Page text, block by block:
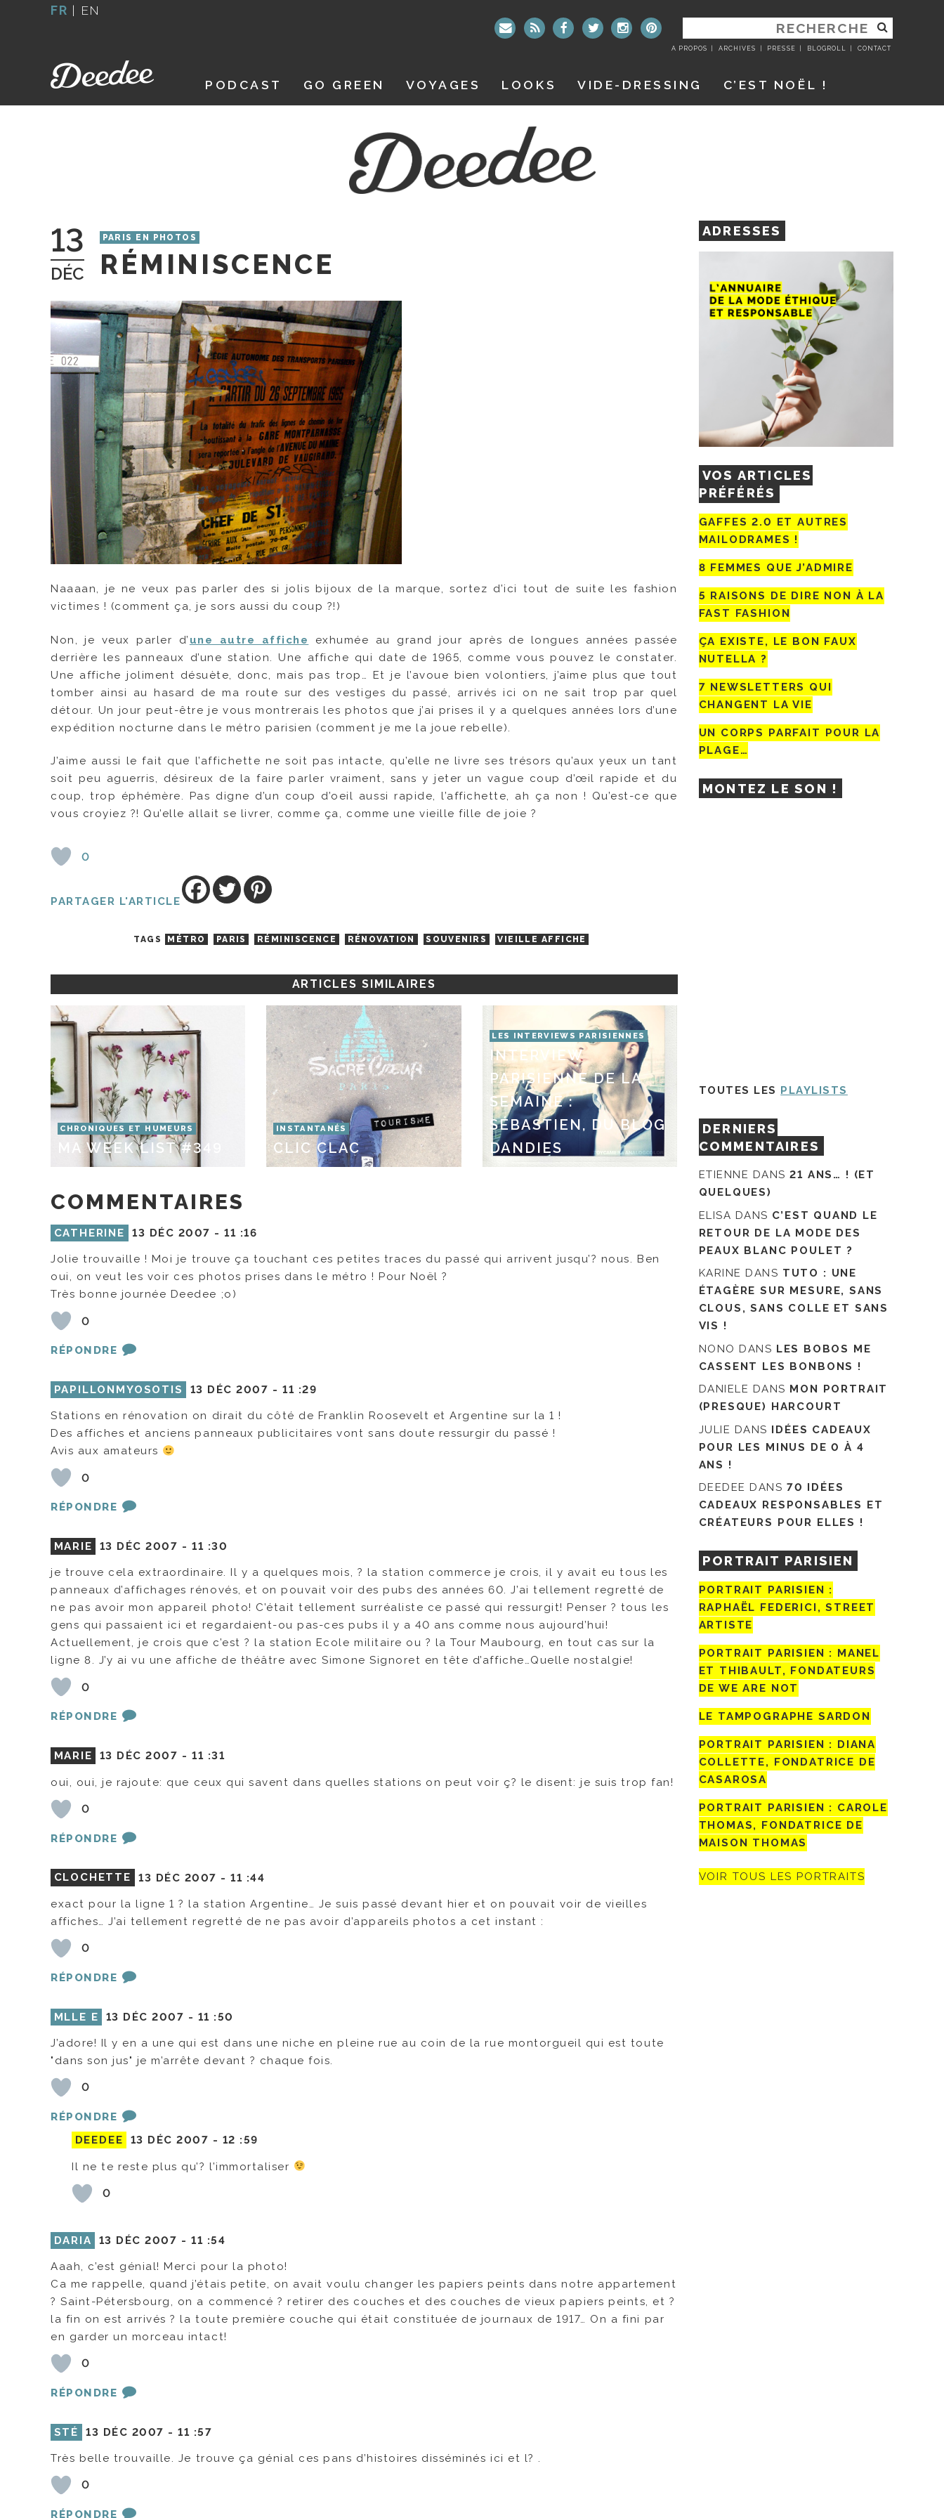
FR | EN
RECHERCHER
:
A PROPOS ARCHIVES PRESSE BLOGROLL CONTACT
PODCAST GO GREEN VOYAGES LOOKS VIDE-DRESSING C’EST NOËL !
13
DÉC
PARIS EN PHOTOS
RÉMINISCENCE
Naaaan, je ne veux pas parler des si jolis bijoux de la marque, sortez d’ici tout de suite les fashion
victimes ! (comment ça, je sors aussi du coup ?!)
Non, je veux parler d’ une autre affiche
exhumée au grand jour après de longues années passée
derrière les panneaux d’une station. Une affiche qui date de 1965, comme vous pouvez le constater.
Une affiche joliment désuète, donc, mais pas trop… Et je l’avoue bien volontiers, j’aime plus que tout
tomber ainsi au hasard de ma route sur des vestiges du passé, arrivés ici on ne sait trop par quel
détour. Un jour peut-être je vous montrerais les photos que j’ai prises il y a quelques années lors d’une
expédition nocturne dans le métro parisien (comment je me la joue rebelle).
J’aime aussi le fait que l’affichette ne soit pas intacte, qu’elle ne livre ses trésors qu’aux yeux un tant
soit peu aguerris, désireux de la faire parler vraiment, sans y jeter un vague coup d’œil rapide et du
coup, trop éphémère. Pas digne d’un coup d’oeil aussi rapide, l’affichette, ah ça non ! Qu’est-ce que
vous croyiez ?! Qu’elle allait se livrer, comme ça, comme une vieille fille de joie ?
0
PARTAGER L'ARTICLE
TAGS MÉTRO PARIS RÉMINISCENCE RÉNOVATION SOUVENIRS VIEILLE AFFICHE
ARTICLES SIMILAIRES
CHRONIQUES ET HUMEURS
MA WEEK LIST #349
INSTANTANÉS
CLIC CLAC
LES INTERVIEWS PARISIENNES
INTERVIEW
PARISIENNE DE LA
SEMAINE :
SÉBASTIEN, DU BLOG
DANDIES
COMMENTAIRES
CATHERINE 13 DÉC 2007 -11 :16
Jolie trouvaille ! Moi je trouve ça touchant ces petites traces du passé qui arrivent jusqu’? nous. Ben
oui, on veut les voir ces photos prises dans le métro ! Pour Noël ?
Très bonne journée Deedee ;o)
0
RÉPONDRE
PAPILLONMYOSOTIS 13 DÉC 2007 -11 :29
Stations en rénovation on dirait du côté de Franklin Roosevelt et Argentine sur la 1 !
Des affiches et anciens panneaux publicitaires vont sans doute ressurgir du passé !
Avis aux amateurs
0
RÉPONDRE
MARIE 13 DÉC 2007 -11 :30
je trouve cela extraordinaire. Il y a quelques mois, ? la station commerce je crois, il y avait eu tous les
panneaux d’affichages rénovés, et on pouvait voir des pubs des années 60. J’ai tellement regretté de
ne pas avoir mon appareil photo! C’était tellement surréaliste ce passé qui ressurgit! Penser ? tous les
gens qui passaient ici et regardaient-ou pas-ces pubs il y a 40 ans comme nous aujourd’hui!
Actuellement, je crois que c’est ? la station Ecole militaire ou ? la Tour Maubourg, en tout cas sur la
ligne 8. J’y ai vu une affiche de théâtre avec Simone Signoret en tête d’affiche…Quelle nostalgie!
0
RÉPONDRE
MARIE 13 DÉC 2007 -11 :31
oui, oui, je rajoute: que ceux qui savent dans quelles stations on peut voir ç? le disent: je suis trop fan!
0
RÉPONDRE
CLOCHETTE 13 DÉC 2007 -11 :44
exact pour la ligne 1 ? la station Argentine… Je suis passé devant hier et on pouvait voir de vieilles
affiches… J’ai tellement regretté de ne pas avoir d’appareils photos a cet instant :
0
RÉPONDRE
MLLE E 13 DÉC 2007 - 11 :50
J’adore! Il y en a une qui est dans une niche en pleine rue au coin de la rue montorgueil qui est toute
"dans son jus" je m’arrête devant ? chaque fois.
0
RÉPONDRE
DEEDEE
13 DÉC 2007 - 12 :59
Il ne te reste plus qu’? l’immortaliser
0
DARIA 13 DÉC 2007 -11 :54
Aaah, c’est génial! Merci pour la photo!
Ca me rappelle, quand j’étais petite, on avait voulu changer les papiers peints dans notre appartement
? Saint-Pétersbourg, on a commencé ? retirer des couches et des couches de vieux papiers peints, et ?
la fin on est arrivés ? la toute première couche qui était constituée de journaux de 1917… On a fini par
en garder un morceau intact!
0
RÉPONDRE
STÉ 13 DÉC 2007 -11 :57
Très belle trouvaille. Je trouve ça génial ces pans d’histoires disséminés ici et l? .
0
RÉPONDRE
ADRESSES
VOS ARTICLES
PRÉFÉRÉS
GAFFES 2.0 ET AUTRES
MAILODRAMES !
8 FEMMES QUE J’ADMIRE
5 RAISONS DE DIRE NON À LA
FAST FASHION
ÇA EXISTE, LE BON FAUX
NUTELLA ?
7 NEWSLETTERS QUI
CHANGENT LA VIE
UN CORPS PARFAIT POUR LA
PLAGE…
MONTEZ LE SON !
TOUTES LES PLAYLISTS
DERNIERS
COMMENTAIRES
ETIENNE DANS21 ANS… ! (ET
QUELQUES)
ELISA DANS C’EST QUAND LE
RETOUR DE LA MODE DES
PEAUX BLANC POULET ?
KARINE DANS TUTO : UNE
ÉTAGÈRE SUR MESURE, SANS
CLOUS, SANS COLLE ET SANS
VIS !
NONO DANS LES BOBOS ME
CASSENT LES BONBONS !
DANIELE DANS MON PORTRAIT
(PRESQUE) HARCOURT
JULIE DANS IDÉES CADEAUX
POUR LES MINUS DE 0 À 4
ANS !
DEEDEE DANS 70 IDÉES
CADEAUX RESPONSABLES ET
CRÉATEURS POUR ELLES !
PORTRAIT PARISIEN
PORTRAIT PARISIEN :
RAPHAËL FEDERICI, STREET
ARTISTE
PORTRAIT PARISIEN : MANEL
ET THIBAULT, FONDATEURS
DE WE ARE NOT
LE TAMPOGRAPHE SARDON
PORTRAIT PARISIEN : DIANA
COLLETTE, FONDATRICE DE
CASAROSA
PORTRAIT PARISIEN : CAROLE
THOMAS, FONDATRICE DE
MAISON THOMAS
VOIR TOUS LES PORTRAITS